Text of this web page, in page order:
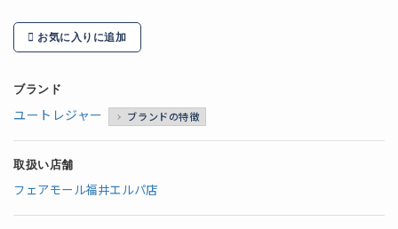
お気に入りに追加
ブランド
ユートレジャー ブランドの特徴
取扱い店舗
フェアモール福井エルパ店